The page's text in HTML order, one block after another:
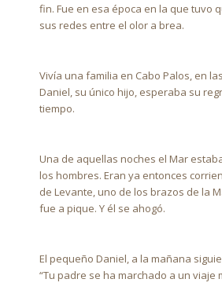
fin. Fue en esa época en la que tuvo
sus redes entre el olor a brea.
Vivía una familia en Cabo Palos, en
Daniel, su único hijo, esperaba su
tiempo.
Una de aquellas noches el Mar
los hombres. Eran ya entonces
de Levante, uno de los brazos de la
fue a pique. Y él se ahogó.
El pequeño Daniel, a la mañana
“Tu padre se ha marchado a un viaje